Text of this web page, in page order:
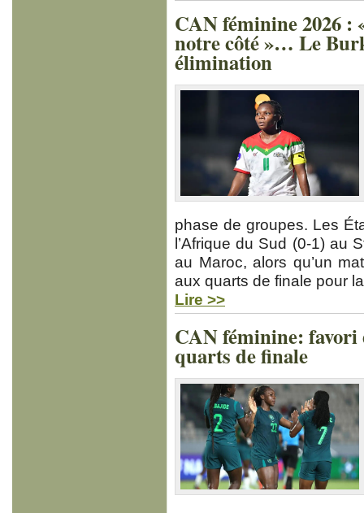
CAN féminine 2026 :
notre côté »… Le
élimination
phase de groupes. Les
l’Afrique du Sud (0-1) au
au Maroc, alors qu’un
aux quarts de finale pour
Lire >>
CAN féminine:
quarts de finale